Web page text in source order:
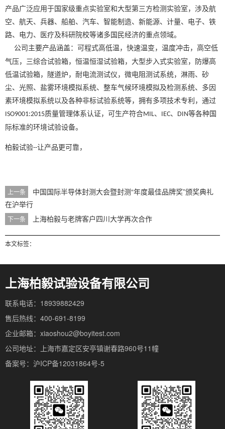
产品广泛应用于国家级重点实验室和大型第三方检测实验室，涉及航
空、航天、兵器、船舶、汽车、智能制造、新能源、计量、电子、铁
路、电力、医疗及科研院校等诸多国民经济的重点领域。
公司主要产品涵盖：可程式高低温，快速温变，温度冲击，高空低
气压，三综合试验箱，恒温恒湿试验箱，大型步入式实验室，防爆高
低温试验箱，隧道炉，耐电流测试仪，微电阻测试系统，淋雨、砂
尘、光照、盐雾环境模拟系统、整车气候环境模拟及检测系统、多因
素环境模拟系统以及各种非标试验系统等，拥有多项技术专利，通过
ISO9001:2015质量管理体系认证，可生产符合MIL、 IEC、 DIN等各种国
际标准的环境试验设备。
柏毅试验--让产品更可靠，
上一条
中国国际半导体封测大会暨封测“年度最佳品牌奖”颁奖典礼
在沪举行
下一条 上海柏毅与老牌客户四川大学再次合作
本文标签：
上海柏毅试验设备有限公司
联系电话：18939882429
售后热线：400-691-8199
企业邮箱：xiaoshou2@boyitest.com
公司地址：上海市嘉定区安亭镇谢春路960号11幢
备案号：沪ICP备12031864号-5